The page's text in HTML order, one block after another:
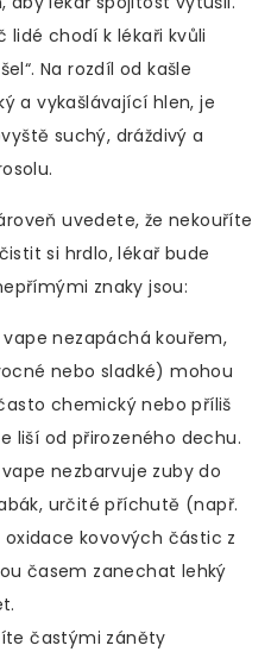
lidé chodí k lékaři kvůli
Na rozdíl od kašle
a vykašlávající hlen, je
suchý, dráždivý a
uvedete, že nekouříte
si hrdlo, lékař bude
znaky jsou:
vape nezapáchá kouřem,
nebo sladké) mohou
chemický nebo příliš
liší od přirozeného dechu.
nezbarvuje zuby do
určité příchutě (např.
kovových částic z
časem zanechat lehký
častými záněty